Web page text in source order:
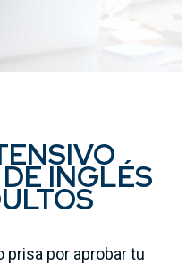
INGLÉS
por aprobar tu